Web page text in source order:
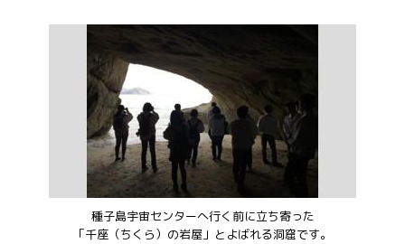
種子島宇宙センターへ行く前に立ち寄った
「千座（ちくら）の岩屋」とよばれる洞窟です。